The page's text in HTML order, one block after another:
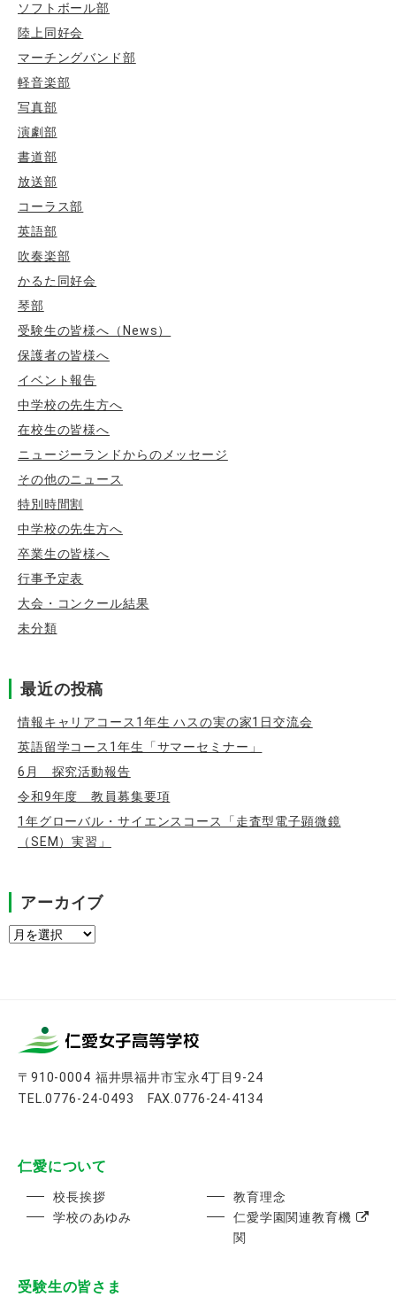
ソフトボール部
陸上同好会
マーチングバンド部
軽音楽部
写真部
演劇部
書道部
放送部
コーラス部
英語部
吹奏楽部
かるた同好会
琴部
受験生の皆様へ（News）
保護者の皆様へ
イベント報告
中学校の先生方へ
在校生の皆様へ
ニュージーランドからのメッセージ
その他のニュース
特別時間割
中学校の先生方へ
卒業生の皆様へ
行事予定表
大会・コンクール結果
未分類
最近の投稿
情報キャリアコース1年生 ハスの実の家1日交流会
英語留学コース1年生「サマーセミナー」
6月 探究活動報告
令和9年度 教員募集要項
1年グローバル・サイエンスコース「走査型電子顕微鏡
（SEM）実習」
アーカイブ
ア
〒910-0004 福井県福井市宝永4丁目9-24
TEL.0776-24-0493 FAX.0776-24-4134
仁愛について
校長挨拶
教育理念
学校のあゆみ
仁愛学園関連教育機
関
受験生の皆さま